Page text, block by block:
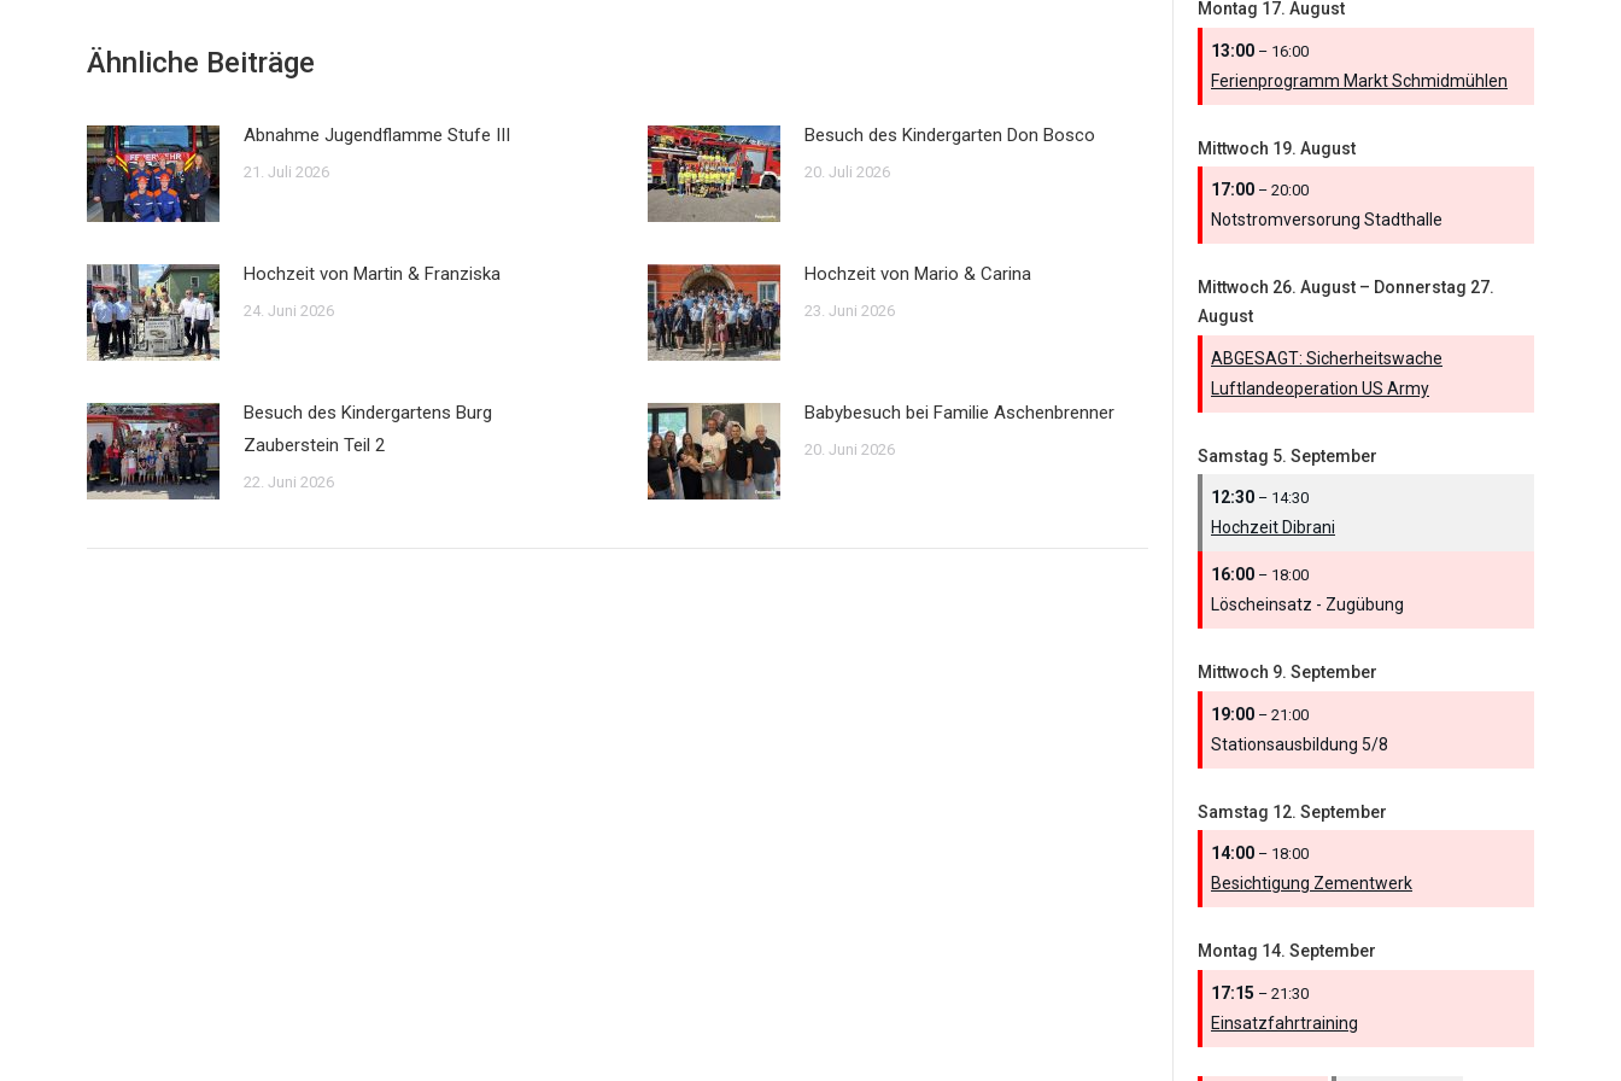
Ähnliche Beiträge
Abnahme Jugendflamme Stufe III
21. Juli 2026
Besuch des Kindergarten Don Bosco
20. Juli 2026
Hochzeit von Martin & Franziska
24. Juni 2026
Hochzeit von Mario & Carina
23. Juni 2026
Besuch des Kindergartens Burg
Zauberstein Teil 2
22. Juni 2026
Babybesuch bei Familie Aschenbrenner
20. Juni 2026
Montag 17. August
13:00 – 16:00
Ferienprogramm Markt Schmidmühlen
Mittwoch 19. August
17:00 – 20:00
Notstromversorung Stadthalle
Mittwoch 26. August – Donnerstag 27.
August
ABGESAGT: Sicherheitswache
Luftlandeoperation US Army
Samstag 5. September
12:30 – 14:30
Hochzeit Dibrani
16:00 – 18:00
Löscheinsatz - Zugübung
Mittwoch 9. September
19:00 – 21:00
Stationsausbildung 5/8
Samstag 12. September
14:00 – 18:00
Besichtigung Zementwerk
Montag 14. September
17:15 – 21:30
Einsatzfahrtraining